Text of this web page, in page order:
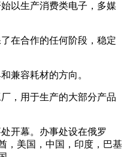
以生产消费类电子，多媒
在合作的任何阶段，稳定
兼容耗材的方向。
，用于生产的大部分产品
开幕。办事处设在俄罗
，美国，中国，印度，巴基